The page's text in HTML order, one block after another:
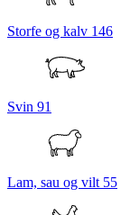
Storfe og kalv 146
Svin 91
Lam, sau og vilt 55